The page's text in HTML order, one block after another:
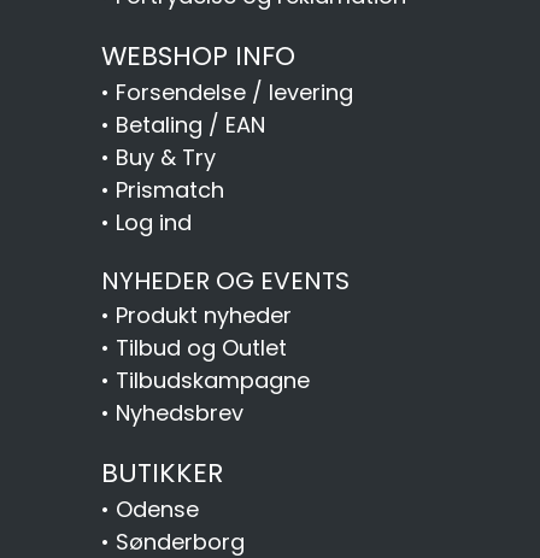
WEBSHOP INFO
• Forsendelse / levering
• Betaling / EAN
• Buy & Try
• Prismatch
• Log ind
NYHEDER OG EVENTS
• Produkt nyheder
• Tilbud og Outlet
• Tilbudskampagne
• Nyhedsbrev
BUTIKKER
• Odense
• Sønderborg